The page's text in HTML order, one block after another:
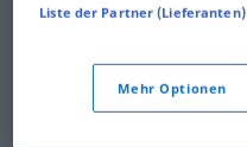
Liste der Partner (Lieferanten)
Mehr Optionen